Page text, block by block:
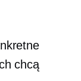
chcą